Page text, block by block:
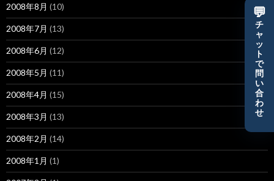
2008年8月 (10)
2008年7月 (13)
2008年6月 (12)
2008年5月 (11)
2008年4月 (15)
2008年3月 (13)
2008年2月 (14)
2008年1月 (1)
💬
チ
ャ
ッ
ト
で
問
い
合
わ
せ